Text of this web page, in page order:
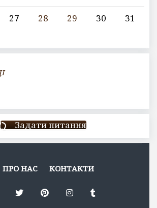
27 28 29 30
31
Задати питання
ПРО НАС КОНТАКТИ
TwitterPinterestInstagram
Tumblr